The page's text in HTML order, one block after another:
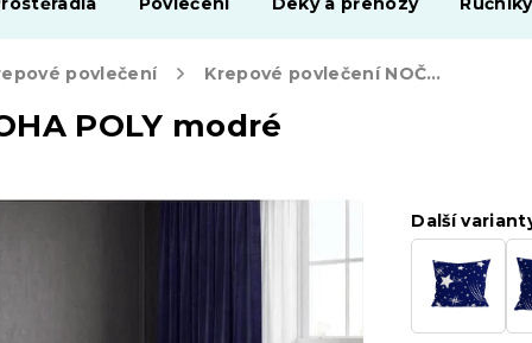
povlečení Krepové povlečení NOČNÍ OBLOHA POLY modré
POLY modré
Další